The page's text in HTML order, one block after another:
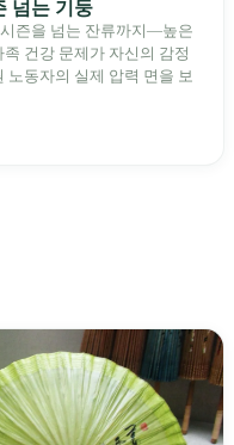
넘는 기둥
즌을 넘는 잔류까지—높은
건강 문제가 자신의 감정
노동자의 실제 압력 면을 보